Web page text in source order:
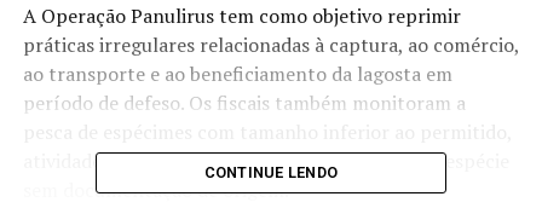
A Operação Panulirus tem como objetivo reprimir
práticas irregulares relacionadas à captura, ao comércio,
ao transporte e ao beneficiamento da lagosta em
período de defeso. Os fiscais também monitoram a
atividades realizadas sem autorização e o uso da espécie
sem documentação de origem.
CONTINUE LENDO